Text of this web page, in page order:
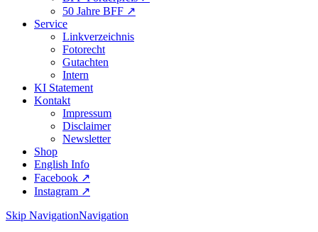
50 Jahre BFF ↗︎
Service
Linkverzeichnis
Fotorecht
Gutachten
Intern
KI Statement
Kontakt
Impressum
Disclaimer
Newsletter
Shop
English Info
Facebook ↗︎
Instagram ↗︎
Skip NavigationNavigation